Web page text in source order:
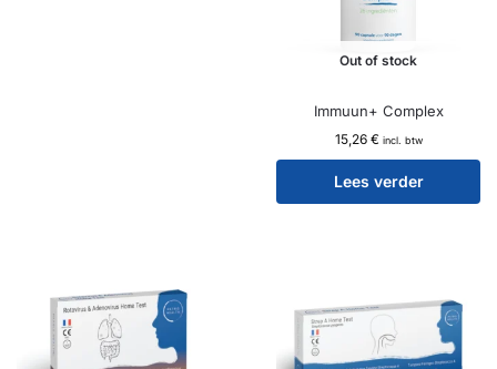
Out of stock
Immuun+ Complex
15,26 € incl. btw
Lees verder